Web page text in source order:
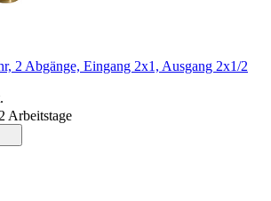
2 Abgänge, Eingang 2x1, Ausgang 2x1/2
Arbeitstage